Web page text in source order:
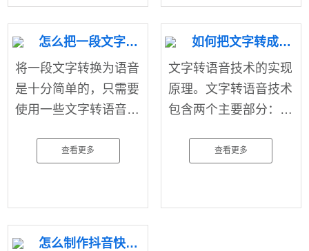
怎么把一段文字转成语音，我来教教你
将一段文字转换为语音
是十分简单的，只需要
使用一些文字转语音工
数都支持多种语言，
查看更多
如何把文字转成语音？
文字转语音技术的实现
原理。文字转语音技术
包含两个主要部分：文
查看更多
怎么制作抖音快手​里的通用好听的语音？